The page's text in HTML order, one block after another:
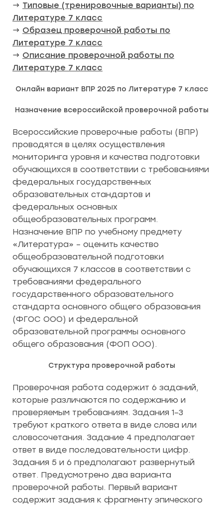
→ Типовые (тренировочные варианты) по
Литературе 7 класс
→ Образец проверочной работы по
Литературе 7 класс
→ Описание проверочной работы по
Литературе 7 класс
Онлайн вариант ВПР 2025 по Литературе 7 класс
Назначение всероссийской проверочной работы
Всероссийские проверочные работы (ВПР)
проводятся в целях осуществления
мониторинга уровня и качества подготовки
обучающихся в соответствии с требованиями
федеральных государственных
образовательных стандартов и
федеральных основных
общеобразовательных программ.
Назначение ВПР по учебному предмету
«Литература» – оценить качество
общеобразовательной подготовки
обучающихся 7 классов в соответствии с
требованиями федерального
государственного образовательного
стандарта основного общего образования
(ФГОС ООО) и федеральной
образовательной программы основного
общего образования (ФОП ООО).
Структура проверочной работы
Проверочная работа содержит 6 заданий,
которые различаются по содержанию и
проверяемым требованиям. Задания 1–3
требуют краткого ответа в виде слова или
словосочетания. Задание 4 предполагает
ответ в виде последовательности цифр.
Задания 5 и 6 предполагают развернутый
ответ. Предусмотрено два варианта
проверочной работы. Первый вариант
содержит задания к фрагменту эпического